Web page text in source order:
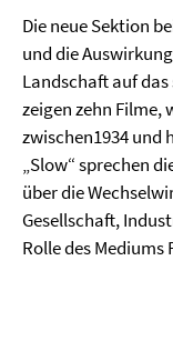
Die neue Sektion
und die
Landschaft auf
zeigen zehn Filme,
zwischen1934 und
„Slow“ sprechen
über die
Gesellschaft,
Rolle des